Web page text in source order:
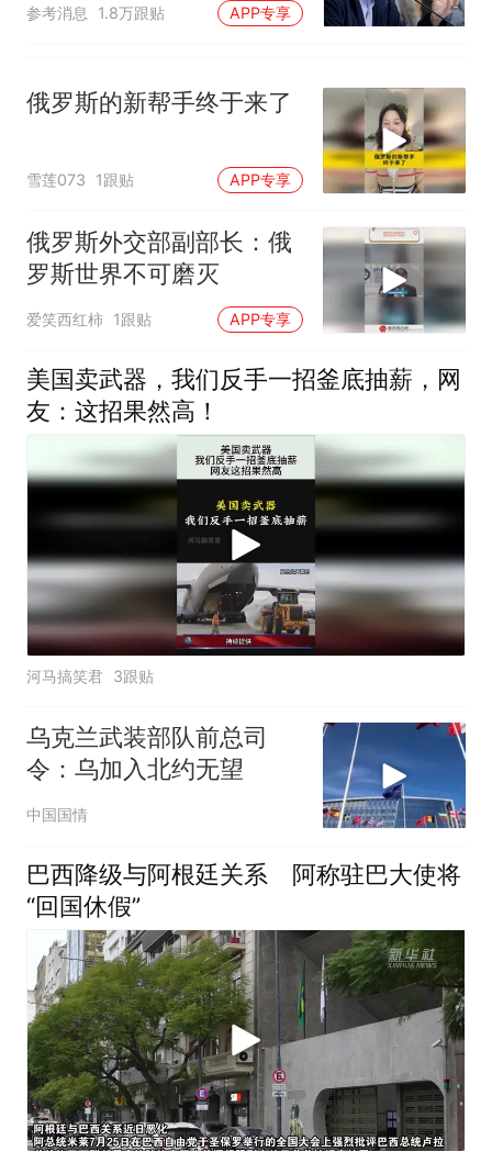
参考消息 1.8万跟贴 APP专享
俄罗斯的新帮手终于来了
雪莲073 1跟贴 APP专享
俄罗斯外交部副部长：俄
罗斯世界不可磨灭
爱笑西红柿 1跟贴 APP专享
美国卖武器，我们反手一招釜底抽薪，网
友：这招果然高！
河马搞笑君 3跟贴
乌克兰武装部队前总司
令：乌加入北约无望
中国国情
巴西降级与阿根廷关系 阿称驻巴大使将
“回国休假”